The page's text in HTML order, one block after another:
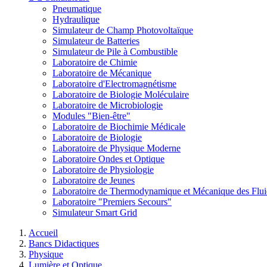
Pneumatique
Hydraulique
Simulateur de Champ Photovoltaïque
Simulateur de Batteries
Simulateur de Pile à Combustible
Laboratoire de Chimie
Laboratoire de Mécanique
Laboratoire d'Electromagnétisme
Laboratoire de Biologie Moléculaire
Laboratoire de Microbiologie
Modules "Bien-être"
Laboratoire de Biochimie Médicale
Laboratoire de Biologie
Laboratoire de Physique Moderne
Laboratoire Ondes et Optique
Laboratoire de Physiologie
Laboratoire de Jeunes
Laboratoire de Thermodynamique et Mécanique des
Laboratoire "Premiers Secours"
Simulateur Smart Grid
Accueil
Bancs Didactiques
Physique
Lumière et Optique